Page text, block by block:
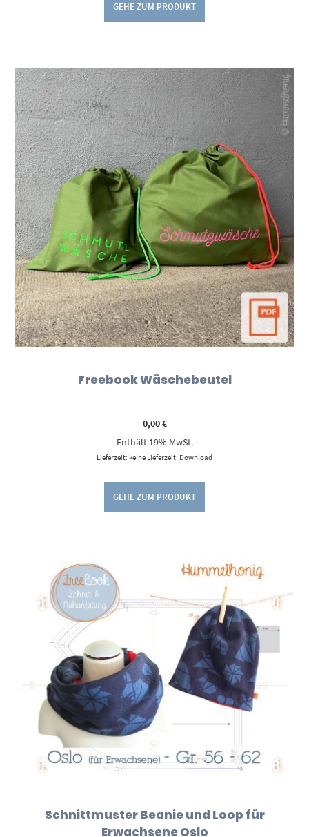
GEHE ZUM PRODUKT
Freebook Wäschebeutel
0,00€
Enthält 19% MwSt.
Lieferzeit: keine Lieferzeit: Download
GEHE ZUM PRODUKT
Schnittmuster Beanie und Loop für
Erwachsene Oslo